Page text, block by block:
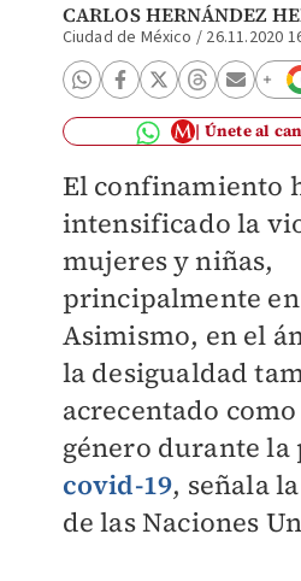
CARLOS HERNÁNDEZ
Ciudad de México / 26.11.2020
Únete al
El confinamiento
intensificado la
mujeres y niñas,
principalmente
Asimismo, en el
la desigualdad
acrecentado
género durante
covid-19, señala
de las Naciones